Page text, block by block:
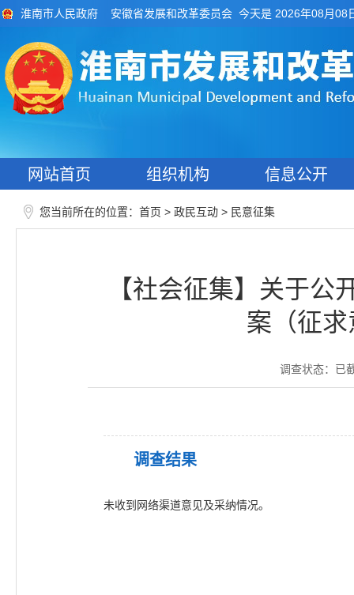
淮南市人民政府 安徽省发展和改革委员会 今天是 2026年08月08
网站首页 组织机构 信息公开
您当前所在的位置： 首页 > 政民互动 > 民意征集
【社会征集】关于
案（征
调查状态： 已
调查结果
未收到网络渠道意见及采纳情况。